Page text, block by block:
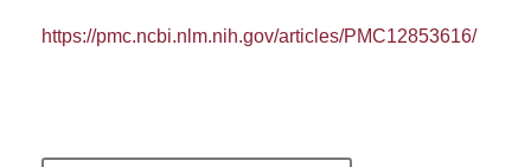
https://pmc.ncbi.nlm.nih.gov/articles/PMC12853616/